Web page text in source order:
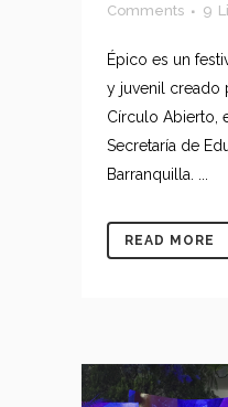
Comments
9
Épico es un
y juvenil creado
Círculo Abierto,
Secretaría de
Barranquilla. ...
READ MORE